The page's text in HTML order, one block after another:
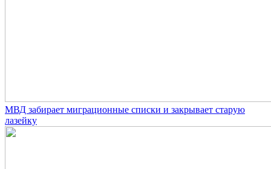
МВД забирает миграционные списки и закрывает старую
лазейку